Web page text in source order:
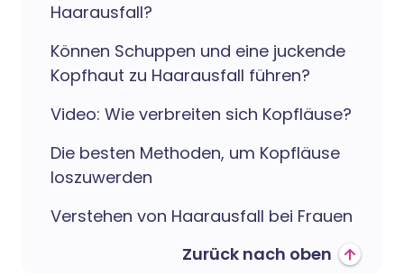
Haarausfall?
Können Schuppen und eine juckende
Kopfhaut zu Haarausfall führen?
Video: Wie verbreiten sich Kopfläuse?
Die besten Methoden, um Kopfläuse
loszuwerden
Verstehen von Haarausfall bei Frauen
Zurück nach oben